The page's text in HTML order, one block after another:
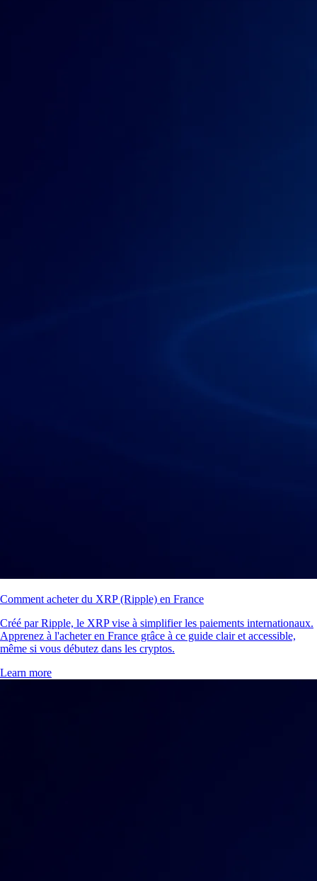
Comment acheter du XRP (Ripple) en France
Créé par Ripple, le XRP vise à simplifier les paiements internationaux.
Apprenez à l'acheter en France grâce à ce guide clair et accessible,
même si vous débutez dans les cryptos.
Learn more